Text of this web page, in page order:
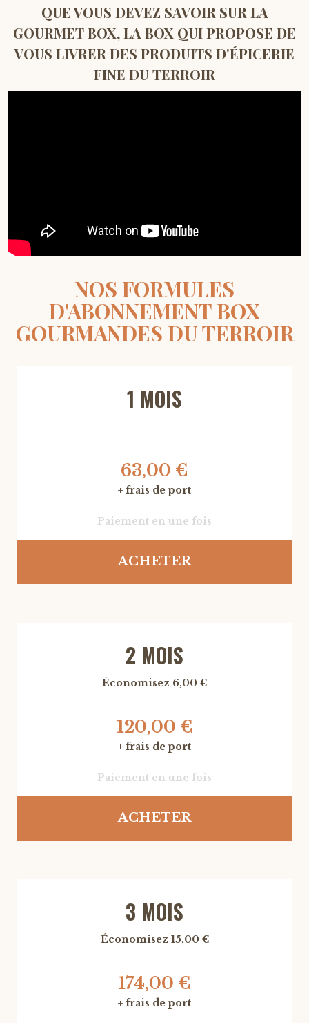
QUE VOUS DEVEZ SAVOIR SUR LA
GOURMET BOX, LA BOX QUI PROPOSE DE
VOUS LIVRER DES PRODUITS D'ÉPICERIE
FINE DU TERROIR
NOS FORMULES
D'ABONNEMENT BOX
GOURMANDES DU TERROIR
1 MOIS
63,00 €
+ frais de port
Paiement en une fois
ACHETER
2 MOIS
Économisez 6,00 €
120,00 €
+ frais de port
Paiement en une fois
ACHETER
3 MOIS
Économisez 15,00 €
174,00 €
+ frais de port